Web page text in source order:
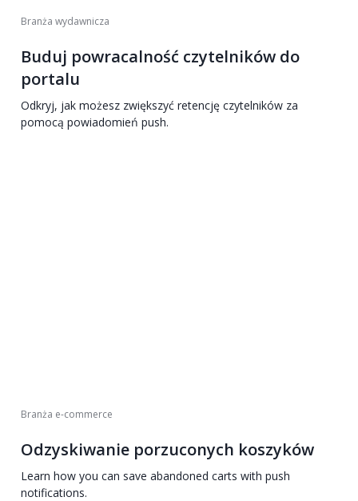
Branża wydawnicza
Buduj powracalność czytelników do
portalu
Odkryj, jak możesz zwiększyć retencję czytelników za
pomocą powiadomień push.
Branża e-commerce
Odzyskiwanie porzuconych koszyków
Learn how you can save abandoned carts with push
notifications.